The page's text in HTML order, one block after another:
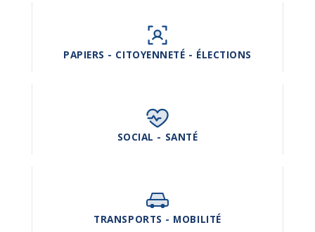
PAPIERS - CITOYENNETÉ - ÉLECTIONS
SOCIAL - SANTÉ
TRANSPORTS - MOBILITÉ